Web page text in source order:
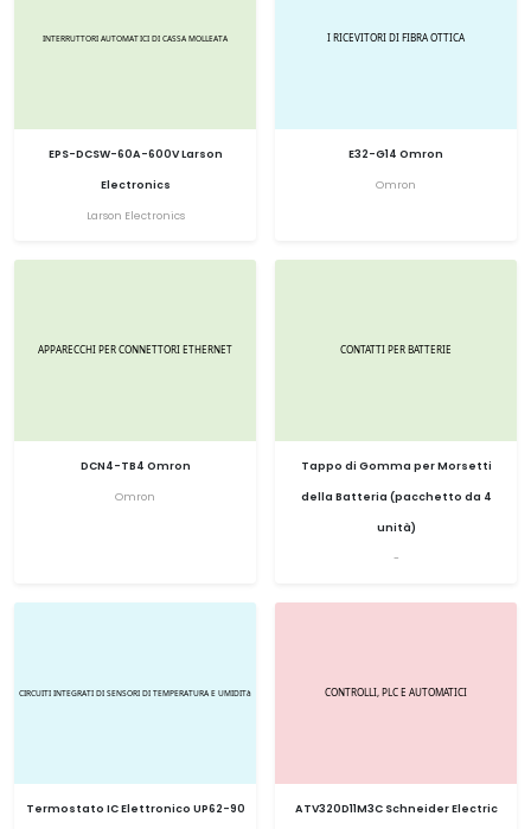
EPS-DCSW-60A-600V Larson
Electronics
Larson Electronics
E32-G14 Omron
Omron
DCN4-TB4 Omron
Omron
Tappo di Gomma per Morsetti
della Batteria (pacchetto da 4
unità)
-
Termostato IC Elettronico UP62-90
ATV320D11M3C Schneider Electric